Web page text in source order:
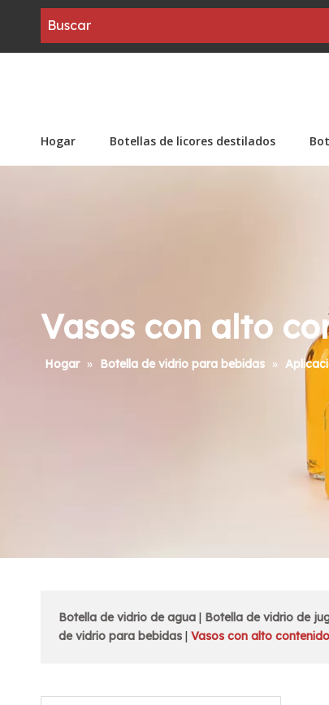
Hogar Botellas de licores destilados
Vasos con alto
Hogar » Botella de vidrio para bebidas »
Botella de vidrio de agua | Botella de vidrio de
de vidrio para bebidas | Vasos con alto